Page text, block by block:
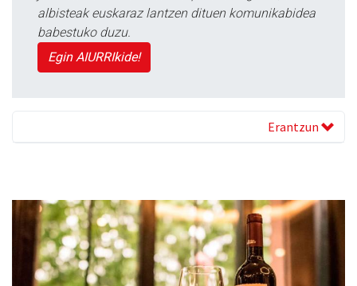
albisteak euskaraz lantzen dituen komunikabidea
babestuko duzu.
Egin AIURRIkide!
Erantzun